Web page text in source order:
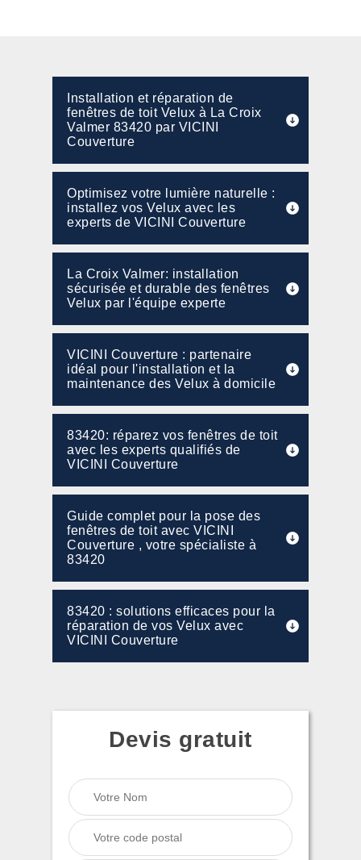
Installation et réparation de
fenêtres de toit Velux à La Croix
Valmer 83420 par VICINI
Couverture
Optimisez votre lumière naturelle :
installez vos Velux avec les
experts de VICINI Couverture
La Croix Valmer: installation
sécurisée et durable des fenêtres
Velux par l'équipe experte
VICINI Couverture : partenaire
idéal pour l'installation et la
maintenance des Velux à domicile
83420: réparez vos fenêtres de toit
avec les experts qualifiés de
VICINI Couverture
Guide complet pour la pose des
fenêtres de toit avec VICINI
Couverture , votre spécialiste à
83420
83420 : solutions efficaces pour la
réparation de vos Velux avec
VICINI Couverture
Devis gratuit